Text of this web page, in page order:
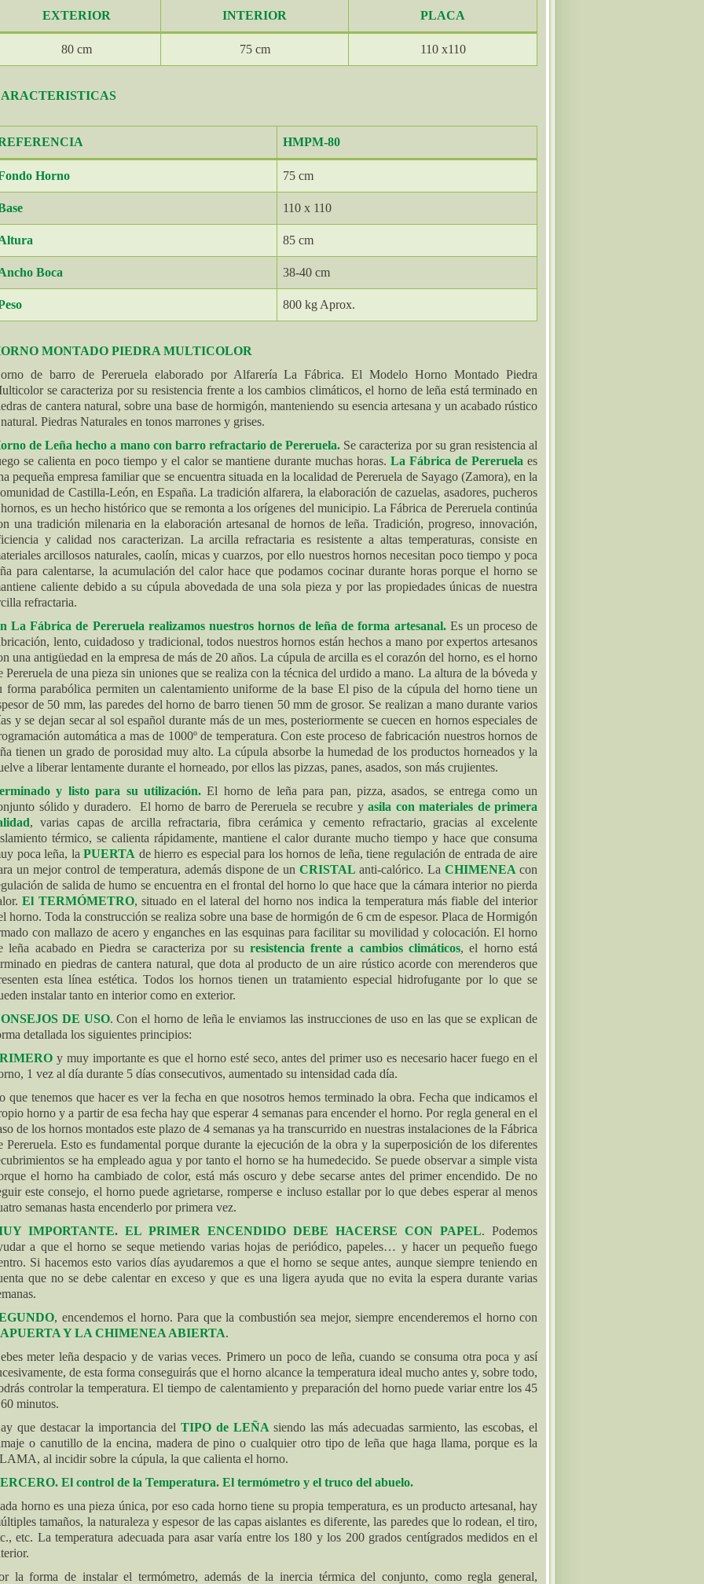
EXTERIOR INTERIOR PLACA
80 cm 75 cm 110 x110
HMPM-80
Horno 75 cm
110 x 110
85 cm
Boca 38-40 cm
800 kg Aprox.
MONTADO PIEDRA MULTICOLOR
de barro de Pereruela elaborado por Alfarería La Fábrica. El Modelo Horno Montado Piedra
se caracteriza por su resistencia frente a los cambios climáticos, el horno de leña está terminado en
de cantera natural, sobre una base de hormigón, manteniendo su esencia artesana y un acabado rústico
Piedras Naturales en tonos marrones y grises.
de Leña hecho a mano con barro refractario de Pereruela. Se caracteriza por su gran resistencia al
se calienta en poco tiempo y el calor se mantiene durante muchas horas.La Fábrica de Pereruela es
pequeña empresa familiar que se encuentra situada en la localidad de Pereruela de Sayago (Zamora), en la
de Castilla-León, en España. La tradición alfarera, la elaboración de cazuelas, asadores, pucheros
es un hecho histórico que se remonta a los orígenes del municipio. La Fábrica de Pereruela continúa
una tradición milenaria en la elaboración artesanal de hornos de leña. Tradición, progreso, innovación,
y calidad nos caracterizan. La arcilla refractaria es resistente a altas temperaturas, consiste en
arcillosos naturales, caolín, micas y cuarzos, por ello nuestros hornos necesitan poco tiempo y poca
para calentarse, la acumulación del calor hace que podamos cocinar durante horas porque el horno se
caliente debido a su cúpula abovedada de una sola pieza y por las propiedades únicas de nuestra
refractaria.
La Fábrica de Pereruela realizamos nuestros hornos de leña de forma artesanal.Es un proceso de
lento, cuidadoso y tradicional, todos nuestros hornos están hechos a mano por expertos artesanos
una antigüedad en la empresa de más de 20 años. La cúpula de arcilla es el corazón del horno, es el horno
Pereruela de una pieza sin uniones que se realiza con la técnica del urdido a mano. La altura de la bóveda y
forma parabólica permiten un calentamiento uniforme de la base El piso de la cúpula del horno tiene un
de 50 mm, las paredes del horno de barro tienen 50 mm de grosor. Se realizan a mano durante varios
y se dejan secar al sol español durante más de un mes, posteriormente se cuecen en hornos especiales de
automática a mas de 1000º de temperatura. Con este proceso de fabricación nuestros hornos de
tienen un grado de porosidad muy alto. La cúpula absorbe la humedad de los productos horneados y la
a liberar lentamente durante el horneado, por ellos las pizzas, panes, asados, son más crujientes.
y listo para su utilización.El horno de leña para pan, pizza, asados, se entrega como un
sólido y duradero. El horno de barro de Pereruela se recubre y asila con materiales de primera
,varias capas de arcilla refractaria, fibra cerámica y cemento refractario, gracias al excelente
térmico, se calienta rápidamente, mantiene el calor durante mucho tiempo y hace que consuma
poca leña, laPUERTA de hierro es especial para los hornos de leña, tiene regulación de entrada de aire
un mejor control de temperatura, además dispone de unCRISTALanti-calórico. LaCHIMENEAcon
de salida de humo se encuentra en el frontal del horno lo que hace que la cámara interior no pierda
El TERMÓMETRO, situado en el lateral del horno nos indica la temperatura más fiable del interior
horno. Toda la construcción se realiza sobre una base de hormigón de 6 cm de espesor. Placa de Hormigón
con mallazo de acero y enganches en las esquinas para facilitar su movilidad y colocación. El horno
leña acabado en Piedra se caracteriza por su resistencia frente a cambios climáticos, el horno está
en piedras de cantera natural, que dota al producto de un aire rústico acorde con merenderos que
esta línea estética. Todos los hornos tienen un tratamiento especial hidrofugante por lo que se
instalar tanto en interior como en exterior.
DE USO. Con el horno de leña le enviamos las instrucciones de uso en las que se explican de
detallada los siguientes principios:
y muy importante es que el horno esté seco, antes del primer uso es necesario hacer fuego en el
1 vez al día durante 5 días consecutivos, aumentado su intensidad cada día.
que tenemos que hacer es ver la fecha en que nosotros hemos terminado la obra. Fecha que indicamos el
horno y a partir de esa fecha hay que esperar 4 semanas para encender el horno. Por regla general en el
de los hornos montados este plazo de 4 semanas ya ha transcurrido en nuestras instalaciones de la Fábrica
Pereruela. Esto es fundamental porque durante la ejecución de la obra y la superposición de los diferentes
se ha empleado agua y por tanto el horno se ha humedecido. Se puede observar a simple vista
el horno ha cambiado de color, está más oscuro y debe secarse antes del primer encendido. De no
este consejo, el horno puede agrietarse, romperse e incluso estallar por lo que debes esperar al menos
semanas hasta encenderlo por primera vez.
IMPORTANTE. EL PRIMER ENCENDIDO DEBE HACERSE CON PAPEL. Podemos
a que el horno se seque metiendo varias hojas de periódico, papeles… y hacer un pequeño fuego
Si hacemos esto varios días ayudaremos a que el horno se seque antes, aunque siempre teniendo en
que no se debe calentar en exceso y que es una ligera ayuda que no evita la espera durante varias
, encendemos el horno. Para que la combustión sea mejor, siempre encenderemos el horno con
Y LA CHIMENEA ABIERTA.
meter leña despacio y de varias veces. Primero un poco de leña, cuando se consuma otra poca y así
de esta forma conseguirás que el horno alcance la temperatura ideal mucho antes y, sobre todo,
controlar la temperatura. El tiempo de calentamiento y preparación del horno puede variar entre los 45
minutos.
que destacar la importancia del TIPO de LEÑA siendo las más adecuadas sarmiento, las escobas, el
o canutillo de la encina, madera de pino o cualquier otro tipo de leña que haga llama, porque es la
al incidir sobre la cúpula, la que calienta el horno.
El control de la Temperatura. El termómetro y el truco del abuelo.
horno es una pieza única, por eso cada horno tiene su propia temperatura, es un producto artesanal, hay
tamaños, la naturaleza y espesor de las capas aislantes es diferente, las paredes que lo rodean, el tiro,
etc. La temperatura adecuada para asar varía entre los 180 y los 200 grados centígrados medidos en el
la forma de instalar el termómetro, además de la inercia térmica del conjunto, como regla general,